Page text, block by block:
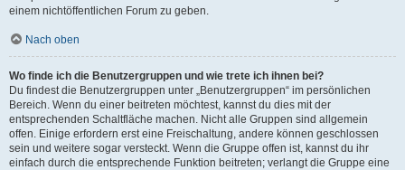
einem nichtöffentlichen Forum zu geben.
Nach oben
Wo finde ich die Benutzergruppen und wie trete ich ihnen bei?
Du findest die Benutzergruppen unter „Benutzergruppen“ im persönlichen
Bereich. Wenn du einer beitreten möchtest, kannst du dies mit der
entsprechenden Schaltfläche machen. Nicht alle Gruppen sind allgemein
offen. Einige erfordern erst eine Freischaltung, andere können geschlossen
sein und weitere sogar versteckt. Wenn die Gruppe offen ist, kannst du ihr
einfach durch die entsprechende Funktion beitreten; verlangt die Gruppe eine